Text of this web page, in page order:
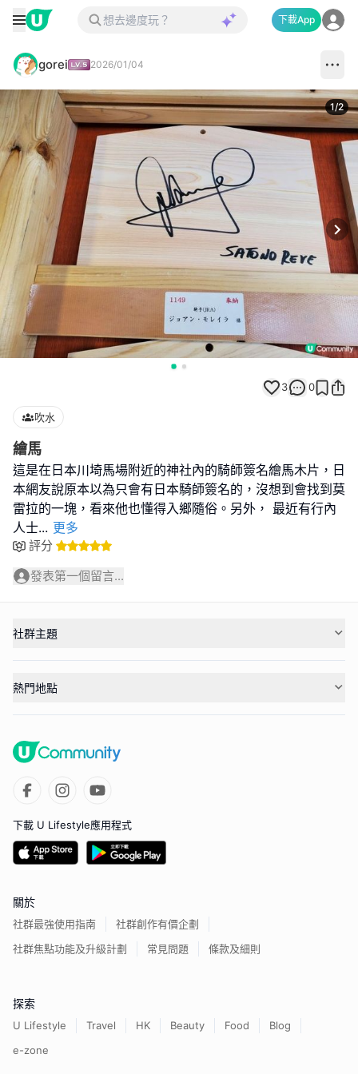
下載App
gorei 2026/01/04
1/2
3 0
吹水
繪馬
這是在日本川埼馬場附近的神社內的騎師簽名繪馬木片，日
本網友說原本以為只會有日本騎師簽名的，沒想到會找到莫
雷拉的一塊，看來他也懂得入鄉隨俗。另外， 最近有行內
人士... 更多
評分
發表第一個留言...
社群主題
熱門地點
下載 U Lifestyle應用程式
關於
社群最強使用指南
社群創作有價企劃
社群焦點功能及升級計劃
常見問題 條款及細則
探索
U Lifestyle Travel HK Beauty Food
Blog
e-zone